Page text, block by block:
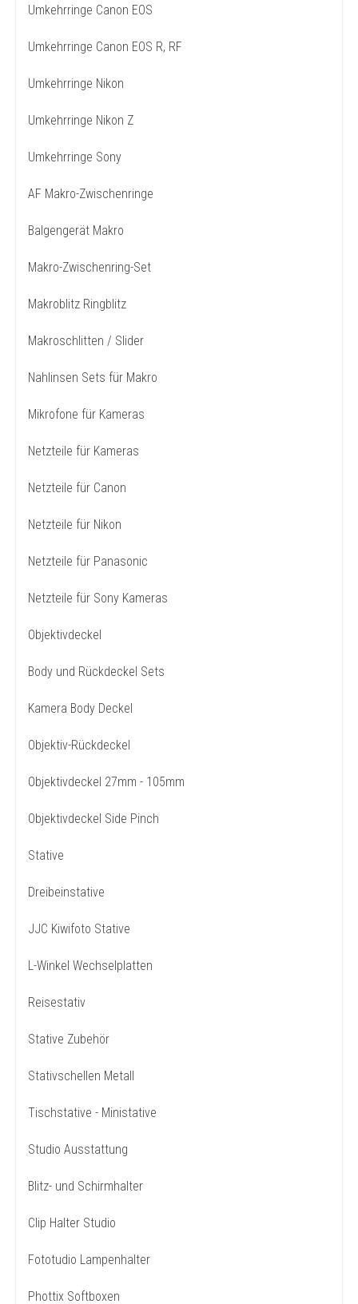
Umkehrringe Canon EOS
Umkehrringe Canon EOS R, RF
Umkehrringe Nikon
Umkehrringe Nikon Z
Umkehrringe Sony
AF Makro-Zwischenringe
Balgengerät Makro
Makro-Zwischenring-Set
Makroblitz Ringblitz
Makroschlitten / Slider
Nahlinsen Sets für Makro
Mikrofone für Kameras
Netzteile für Kameras
Netzteile für Canon
Netzteile für Nikon
Netzteile für Panasonic
Netzteile für Sony Kameras
Objektivdeckel
Body und Rückdeckel Sets
Kamera Body Deckel
Objektiv-Rückdeckel
Objektivdeckel 27mm - 105mm
Objektivdeckel Side Pinch
Stative
Dreibeinstative
JJC Kiwifoto Stative
L-Winkel Wechselplatten
Reisestativ
Stative Zubehör
Stativschellen Metall
Tischstative - Ministative
Studio Ausstattung
Blitz- und Schirmhalter
Clip Halter Studio
Fototudio Lampenhalter
Phottix Softboxen